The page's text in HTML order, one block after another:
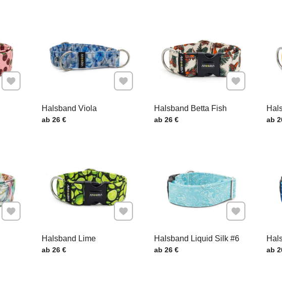
Zu Favoriten hinzufügen
Halsband Viola
Preis mit MwSt.
ab 26 €
Zu Favoriten hinzufügen
Halsband Betta Fish
Preis mit MwSt.
ab 26 €
Zu Favoriten
ab
Zu Favoriten hinzufügen
Halsband Lime
Preis mit MwSt.
ab 26 €
Zu Favoriten hinzufügen
Halsband Liquid Silk #6
Preis mit MwSt.
ab 26 €
Zu Favoriten
ab